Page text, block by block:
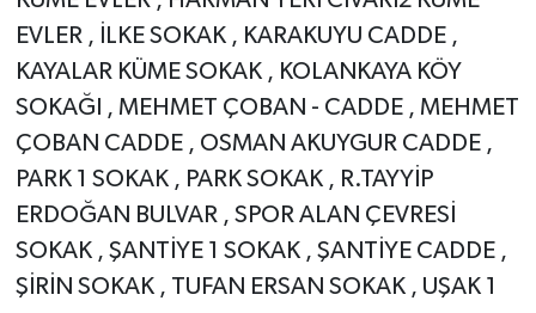
EVLER , İLKE SOKAK , KARAKUYU CADDE ,
KAYALAR KÜME SOKAK , KOLANKAYA KÖY
SOKAĞI , MEHMET ÇOBAN - CADDE , MEHMET
ÇOBAN CADDE , OSMAN AKUYGUR CADDE ,
PARK 1 SOKAK , PARK SOKAK , R.TAYYİP
ERDOĞAN BULVAR , SPOR ALAN ÇEVRESİ
SOKAK , ŞANTİYE 1 SOKAK , ŞANTİYE CADDE ,
ŞİRİN SOKAK , TUFAN ERSAN SOKAK , UŞAK 1